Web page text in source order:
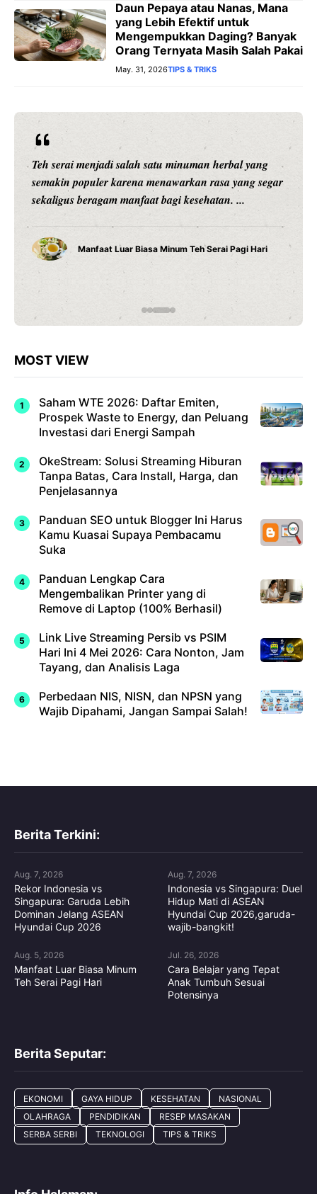
Daun Pepaya atau Nanas, Mana
yang Lebih Efektif untuk
Mengempukkan Daging? Banyak
Orang Ternyata Masih Salah Pakai
May. 31, 2026TIPS & TRIKS
Setiap anak adalah individu yang unik. Mereka
memiliki minat, kemampuan, karakter, kecepatan
belajar, dan cara memahami sesuatu yang berbeda-
beda. Karena ...
Cara Belajar yang Tepat Anak Tumbuh Sesuai
Potensinya
MOST VIEW
Saham WTE 2026: Daftar Emiten,
Prospek Waste to Energy, dan Peluang
Investasi dari Energi Sampah
OkeStream: Solusi Streaming Hiburan
Tanpa Batas, Cara Install, Harga, dan
Penjelasannya
Panduan SEO untuk Blogger Ini Harus
Kamu Kuasai Supaya Pembacamu
Suka
Panduan Lengkap Cara
Mengembalikan Printer yang di
Remove di Laptop (100% Berhasil)
Link Live Streaming Persib vs PSIM
Hari Ini 4 Mei 2026: Cara Nonton, Jam
Tayang, dan Analisis Laga
Perbedaan NIS, NISN, dan NPSN yang
Wajib Dipahami, Jangan Sampai Salah!
Berita Terkini:
Aug. 7, 2026
Rekor Indonesia vs
Singapura: Garuda Lebih
Dominan Jelang ASEAN
Hyundai Cup 2026
Aug. 7, 2026
Indonesia vs Singapura: Duel
Hidup Mati di ASEAN
Hyundai Cup 2026,garuda-
wajib-bangkit!
Aug. 5, 2026
Manfaat Luar Biasa Minum
Teh Serai Pagi Hari
Jul. 26, 2026
Cara Belajar yang Tepat
Anak Tumbuh Sesuai
Potensinya
Berita Seputar:
EKONOMI GAYA HIDUP KESEHATAN
NASIONAL
OLAHRAGA
PENDIDIKAN
RESEP MASAKAN
SERBA SERBI
TEKNOLOGI TIPS & TRIKS